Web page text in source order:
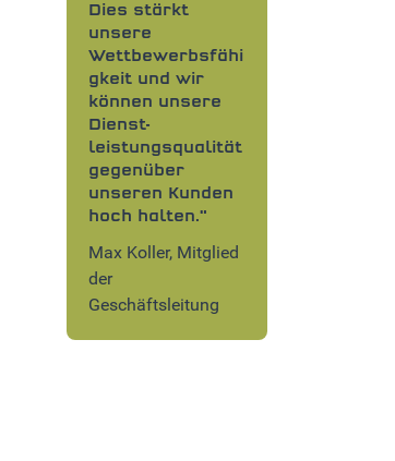
Dies stärkt
unsere
Wettbewerbsfähi
gkeit und wir
können unsere
Dienst-
leistungsqualität
gegenüber
unseren Kunden
hoch halten."
Max Koller, Mitglied
der
Geschäftsleitung